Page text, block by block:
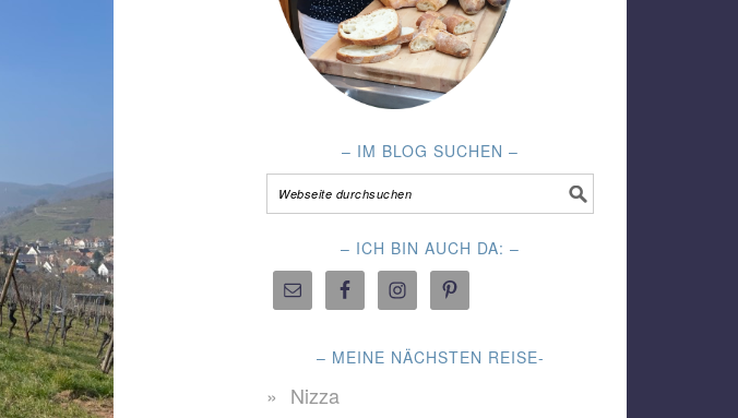
– IM BLOG SUCHEN –
– ICH BIN AUCH DA: –
– MEINE NÄCHSTEN REISE-
Nizza